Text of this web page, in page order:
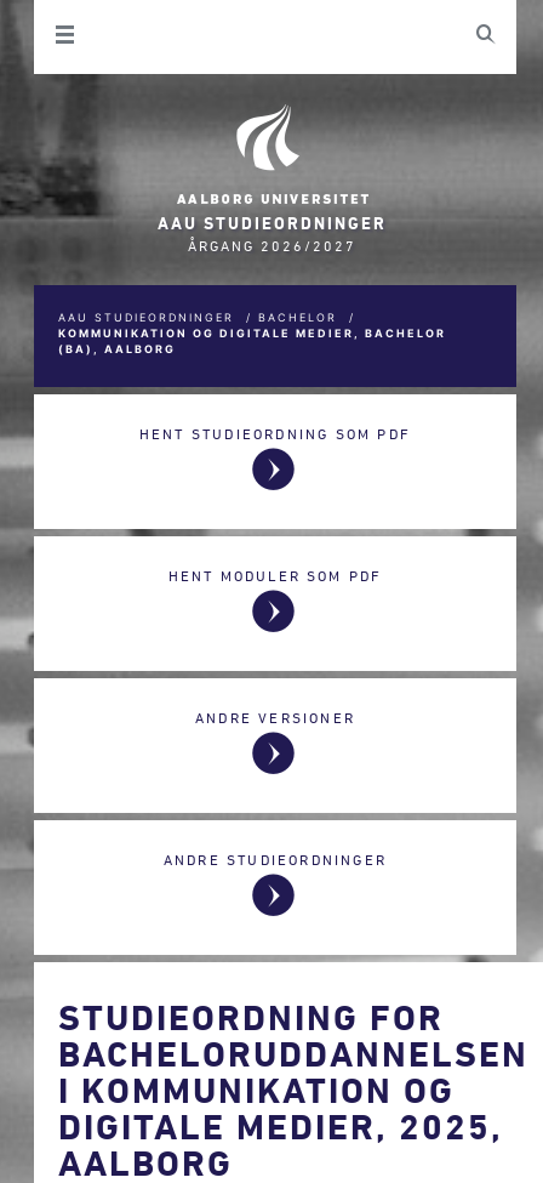
AAU STUDIEORDNINGER
ÅRGANG 2026/2027
AAU STUDIEORDNINGER / BACHELOR
/
KOMMUNIKATION OG DIGITALE MEDIER, BACHELOR
(BA), AALBORG
HENT STUDIEORDNING SOM PDF
HENT MODULER SOM PDF
ANDRE VERSIONER
ANDRE STUDIEORDNINGER
STUDIEORDNING FOR
BACHELORUDDANNELSEN
I KOMMUNIKATION OG
DIGITALE MEDIER, 2025,
AALBORG